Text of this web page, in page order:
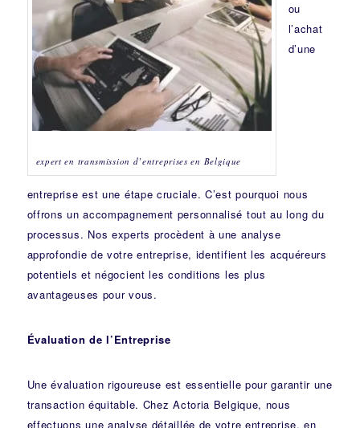
expert en transmission d’entreprises en Belgique
ou
l’achat
d’une
entreprise est une étape cruciale. C’est pourquoi nous
offrons un accompagnement personnalisé tout au long du
processus. Nos experts procèdent à une analyse
approfondie de votre entreprise, identifient les acquéreurs
potentiels et négocient les conditions les plus
avantageuses pour vous.
Évaluation de l’Entreprise
Une évaluation rigoureuse est essentielle pour garantir une
transaction équitable. Chez Actoria Belgique, nous
effectuons une analyse détaillée de votre entreprise, en